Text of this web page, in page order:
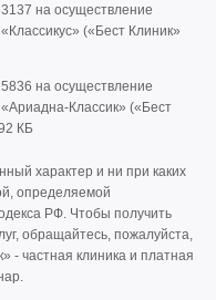
на осуществление
(«Бест Клиник»
на осуществление
Классик» («Бест
КБ
характер и ни при каких
определяемой
РФ. Чтобы получить
обращайтесь, пожалуйста,
- частная клиника и платная